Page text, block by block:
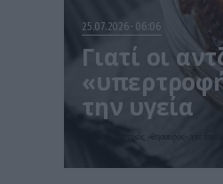
25.07.2026 06:06
Γιατί οι
την υγεία
Είναι πραγματικός «θησαυρός» για την